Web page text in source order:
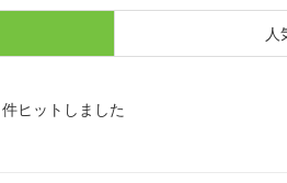
人
件ヒットしました